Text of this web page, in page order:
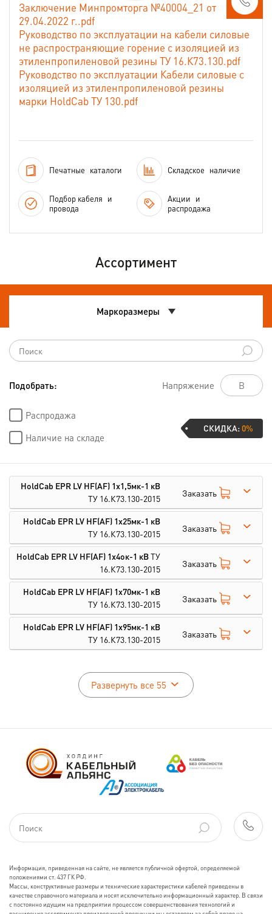
Заключение Минпромторга №40004_21 от
29.04.2022 г..pdf
Руководство по эксплуатации на кабели силовые
не распространяющие горение с изоляцией из
этиленпропиленовой резины ТУ 16.К73.130.pdf
Руководство по эксплуатации Кабели силовые с
изоляцией из этиленпропиленовой резины
марки HoldCab ТУ 130.pdf
Печатные каталоги Складское наличие
Подбор кабеля и
провода
Акции и
распродажа
Ассортимент
Маркоразмеры
Подобрать: Напряжение
Распродажа
Наличие на складе
СКИДКА:0%
HoldCab EPR LV HF(AF) 1х1,5мк-1 кВ
ТУ 16.К73.130-2015
Заказать
HoldCab EPR LV HF(AF) 1х25мк-1 кВ
ТУ 16.К73.130-2015
Заказать
HoldCab EPR LV HF(AF) 1х4ок-1 кВТУ
16.К73.130-2015
Заказать
HoldCab EPR LV HF(AF) 1х70мк-1 кВ
ТУ 16.К73.130-2015
Заказать
HoldCab EPR LV HF(AF) 1х95мк-1 кВ
ТУ 16.К73.130-2015
Заказать
Развернуть все 55
Информация, приведенная на сайте, не является публичной офертой, определяемой
положениями ст. 437 ГК РФ.
Массы, конструктивные размеры и технические характеристики кабелей приведены в
качестве справочного материала и носят исключительно информационный характер. В связи
с постоянно идущим на предприятии процессом совершенствования технологий и